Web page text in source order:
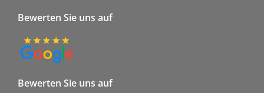
Bewerten Sie uns auf
Bewerten Sie uns auf